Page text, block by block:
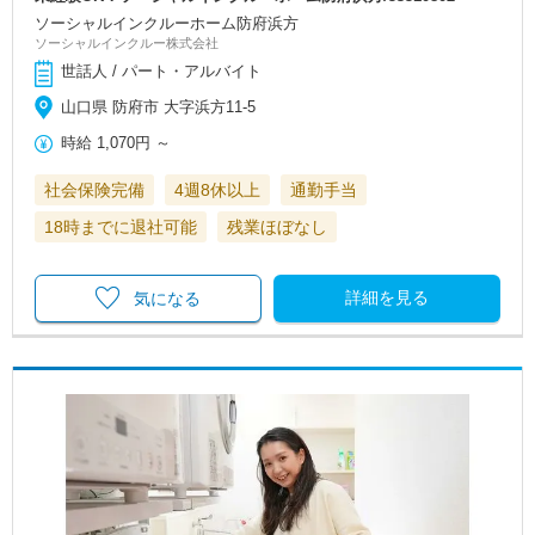
ソーシャルインクルーホーム防府浜方
ソーシャルインクルー株式会社
世話人 / パート・アルバイト
山口県 防府市 大字浜方11-5
時給 1,070円 ～
社会保険完備 4週8休以上
通勤手当
18時までに退社可能
残業ほぼなし
詳細を見る
気になる